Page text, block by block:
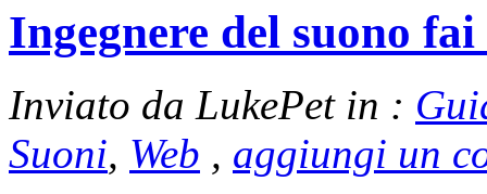
Ingegnere del suono fai
Inviato da LukePet in :
Suoni, Web , aggiungi un